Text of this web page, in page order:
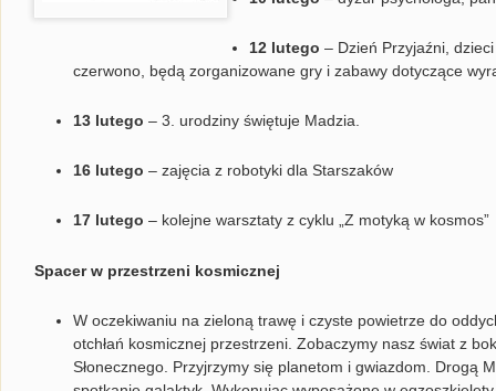
12 lutego – Dzień Przyjaźni,
czerwono, będą zorganizowane gry i zabawy dotyczące
13 lutego – 3. urodziny świętuje Madzia.
16 lutego – zajęcia z robotyki dla Starszaków
17 lutego – kolejne warsztaty z cyklu „Z motyką w kosmos”
Spacer w przestrzeni kosmicznej
W oczekiwaniu na zieloną trawę i czyste powietrze do
otchłań kosmicznej przestrzeni. Zobaczymy nasz świat z
Słonecznego. Przyjrzymy się planetom i gwiazdom. Drogą